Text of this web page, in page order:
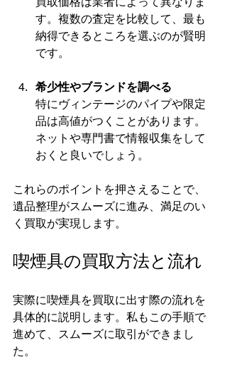
す。複数の査定を比較して、最も
納得できるところを選ぶのが賢明
です。
希少性やブランドを調べる
特にヴィンテージのパイプや限定
品は高値がつくことがあります。
ネットや専門書で情報収集をして
おくと良いでしょう。
これらのポイントを押さえることで、
遺品整理がスムーズに進み、満足のい
く買取が実現します。
喫煙具の買取方法と流れ
実際に喫煙具を買取に出す際の流れを
具体的に説明します。私もこの手順で
進めて、スムーズに取引ができまし
た。